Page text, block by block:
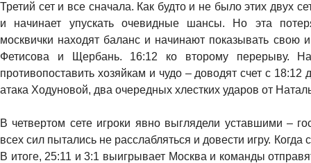
Третий сет и все сначала. Как будто и не было этих двух
и начинает упускать очевидные шансы. Но эта
москвички находят баланс и начинают показывать свою
Фетисова и Щербань. 16:12 ко второму перерыву.
противопоставить хозяйкам и чудо – доводят счет с
атака Ходуновой, два очередных хлестких ударов от
В четвертом сете игроки явно выглядели уставшими –
всех сил пытались не расслабляться и довести игру.
В итоге, 25:11 и 3:1 выигрывает Москва и команды